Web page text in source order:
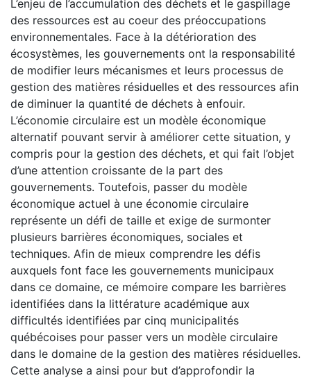
L’enjeu de l’accumulation des déchets et le gaspillage
des ressources est au coeur des préoccupations
environnementales. Face à la détérioration des
écosystèmes, les gouvernements ont la responsabilité
de modifier leurs mécanismes et leurs processus de
gestion des matières résiduelles et des ressources afin
de diminuer la quantité de déchets à enfouir.
L’économie circulaire est un modèle économique
alternatif pouvant servir à améliorer cette situation, y
compris pour la gestion des déchets, et qui fait l’objet
d’une attention croissante de la part des
gouvernements. Toutefois, passer du modèle
économique actuel à une économie circulaire
représente un défi de taille et exige de surmonter
plusieurs barrières économiques, sociales et
techniques. Afin de mieux comprendre les défis
auxquels font face les gouvernements municipaux
dans ce domaine, ce mémoire compare les barrières
identifiées dans la littérature académique aux
difficultés identifiées par cinq municipalités
québécoises pour passer vers un modèle circulaire
dans le domaine de la gestion des matières résiduelles.
Cette analyse a ainsi pour but d’approfondir la